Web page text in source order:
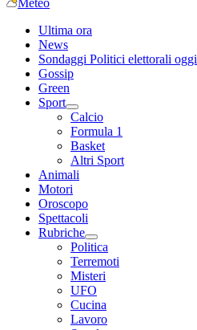
Meteo
Ultima ora
News
Sondaggi Politici elettorali oggi
Gossip
Green
Sport
Calcio
Formula 1
Basket
Altri Sport
Animali
Motori
Oroscopo
Spettacoli
Rubriche
Politica
Terremoti
Misteri
UFO
Cucina
Lavoro